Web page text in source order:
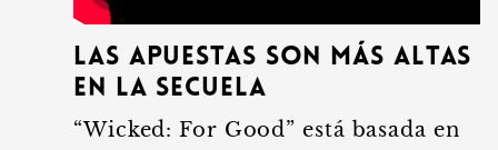
Las Apuestas son Más Altas
en la Secuela
“Wicked: For Good” está basada en